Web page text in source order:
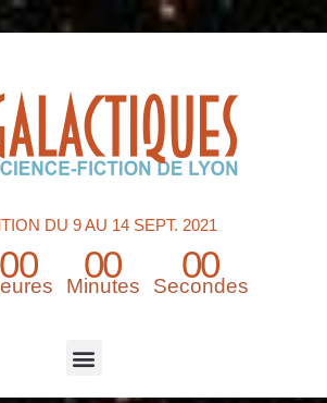
DU 9 AU 14 SEPT. 2021
00 00
Minutes
00
Secondes
Menu